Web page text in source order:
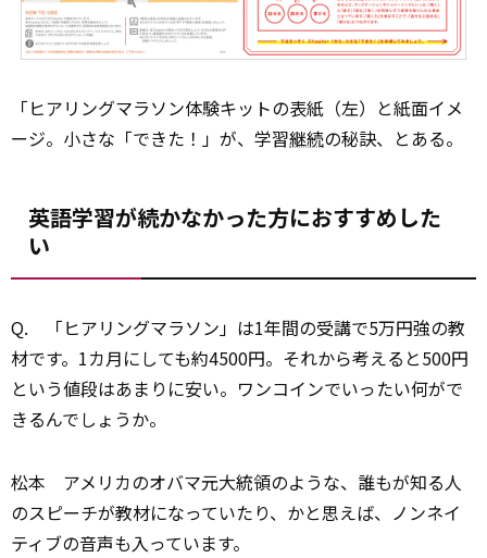
「ヒアリングマラソン体験キットの表紙（左）と紙面イメ
ージ。小さな「できた！」が、学習継続の秘訣、とある。
英語学習が続かなかった方におすすめした
い
Q. 「ヒアリングマラソン」は1年間の受講で5万円強の教
材です。1カ月にしても約4500円。それから考えると500円
という値段はあまりに安い。ワンコインでいったい何がで
きるんでしょうか。
松本 アメリカのオバマ元大統領のような、誰もが知る人
のスピーチが教材になっていたり、かと思えば、ノンネイ
ティブの音声も入っています。